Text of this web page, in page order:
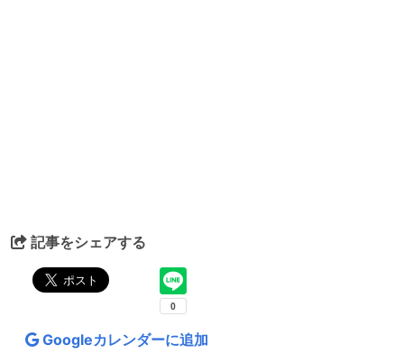
記事をシェアする
Googleカレンダーに追加